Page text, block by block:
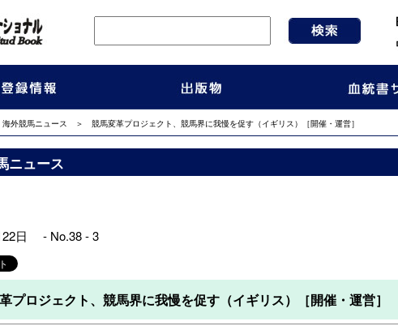
海外競馬ニュース ＞ 競馬変革プロジェクト、競馬界に我慢を促す（イギリス）［開催・運営］
ニュース
22日 - No.38 - 3
プロジェクト、競馬界に我慢を促す（イギリス）［開催・運営］